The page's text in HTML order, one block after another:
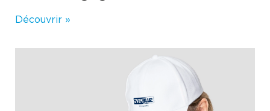
Découvrir »